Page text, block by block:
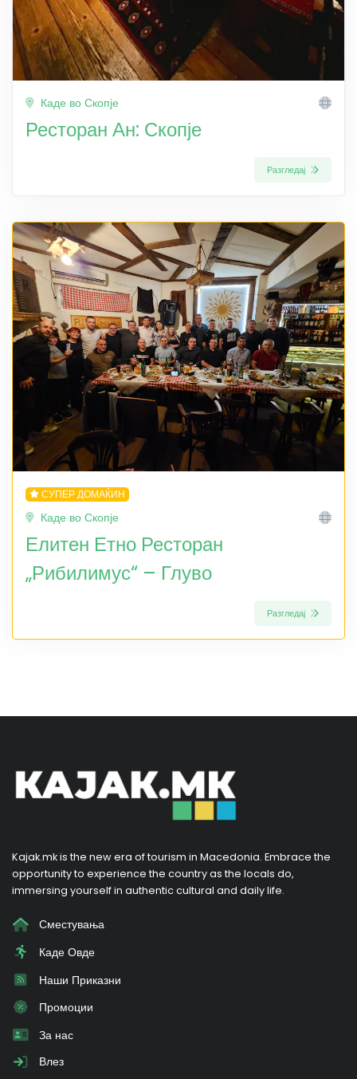
Каде во Скопје
Ресторан Ан: Скопје
Разгледај
СУПЕР ДОМАЌИН
Каде во Скопје
Елитен Етно Ресторан
„Рибилимус“ – Глуво
Разгледај
Kajak.mk is the new era of tourism in Macedonia. Embrace the
opportunity to experience the country as the locals do,
immersing yourself in authentic cultural and daily life.
Сместувања
Каде Овде
Наши Приказни
Промоции
За нас
Влез